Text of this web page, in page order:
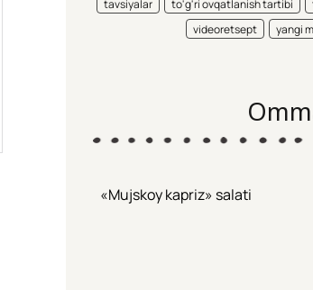
tavsiyalar
to'g'ri ovqatlanish tartibi
videoretsept
yangi
«Mujskoy kapriz» salati